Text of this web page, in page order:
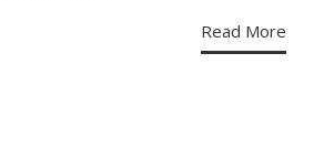
Read More